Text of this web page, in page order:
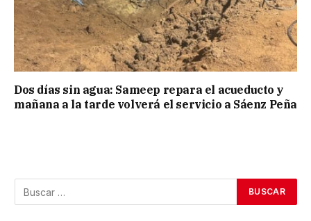
Dos días sin agua: Sameep repara el acueducto y
mañana a la tarde volverá el servicio a Sáenz Peña